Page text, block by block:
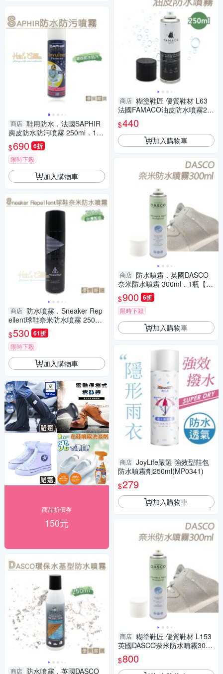
商店 鞋用防水．法國SAPHIR
麂皮防水防污噴霧 250ml．1瓶
【鞋鞋俱樂部】【906-L74】
$690 6折
限時下殺
加入購物車
商店 防水噴霧．Sneaker Rep
ellent球鞋奈米防水噴霧 250m
l．1罐【鞋鞋俱樂部】【906-L
244】
$530 61折
限時下殺
加入購物車
商品折價券
150元
商店 防水噴霧．英國DASCO
商店 糊塗鞋匠 優質鞋材 L63
法國FAMACO油皮防水噴霧25
0ml 1瓶 油皮養護噴劑 塗油皮
革噴霧 油蠟皮防水
$440
加入購物車
商店 防水噴霧．英國DASCO
奈米防水噴霧 300ml．1瓶【鞋
鞋俱樂部】【906-L153】
$900 6折
限時下殺
加入購物車
商店 JoyLife嚴選 強效型鞋包
防水噴霧劑250ml(MP0341)
$279
加入購物車
商店 糊塗鞋匠 優質鞋材 L153
英國DASCO奈米防水噴霧300
ml 1罐 終極奈米防水防污劑 防
水防汙噴霧
$800